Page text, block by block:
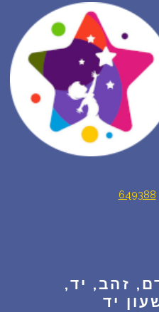
649388
זהב, יד,
יד